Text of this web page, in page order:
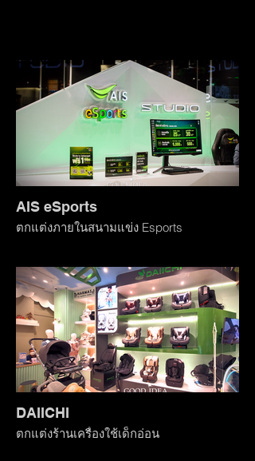
AIS eSports
ตกแต่งภายในสนามแข่ง Esports
DAIICHI
ตกแต่งร้านเครื่องใช้เด็กอ่อน